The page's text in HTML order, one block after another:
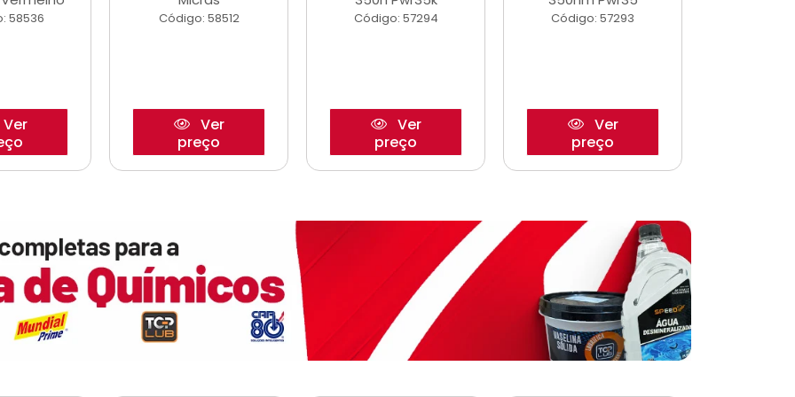
58536
Ver
Código: 58512
Ver
preço
Código: 57294
Ver
preço
Código: 57293
Ver
preço